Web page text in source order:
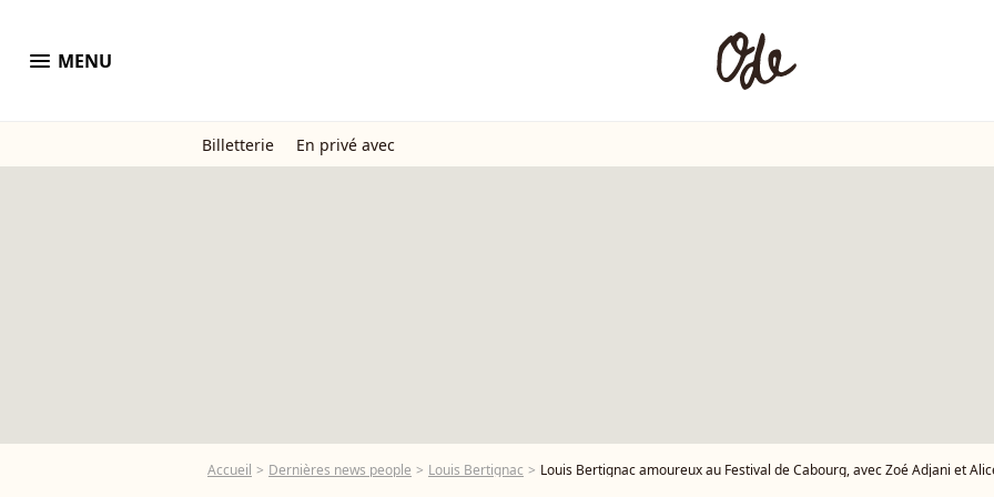
menu MENU
Billetterie En privé avec
Accueil Dernières news people Louis Bertignac Louis Bertignac amoureux au Festival de Cabourg, avec Zoé Adjani et